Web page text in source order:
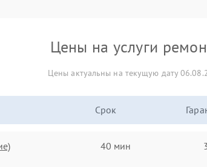
Цены на услуги
Цены актуальны на текущую дату
Срок
40 мин